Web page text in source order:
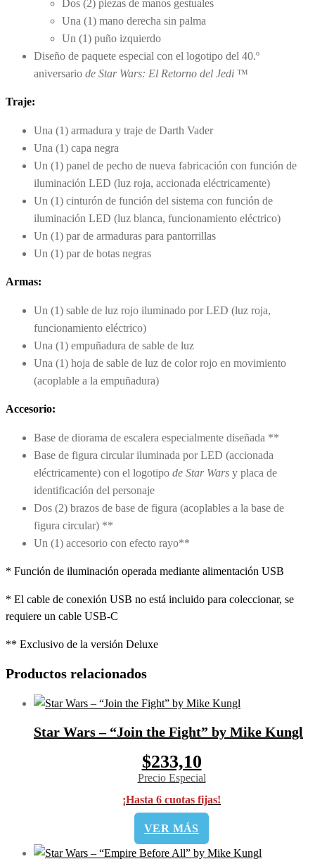
Dos (2) piezas de manos gestuales
Una (1) mano derecha sin palma
Un (1) puño izquierdo
Diseño de paquete especial con el logotipo del 40.º
aniversario de Star Wars: El Retorno del Jedi ™
Traje:
Una (1) armadura y traje de Darth Vader
Una (1) capa negra
Un (1) panel de pecho de nueva fabricación con función de
iluminación LED (luz roja, accionada eléctricamente)
Un (1) cinturón de función del sistema con función de
iluminación LED (luz blanca, funcionamiento eléctrico)
Un (1) par de armaduras para pantorrillas
Un (1) par de botas negras
Armas:
Un (1) sable de luz rojo iluminado por LED (luz roja,
funcionamiento eléctrico)
Una (1) empuñadura de sable de luz
Una (1) hoja de sable de luz de color rojo en movimiento
(acoplable a la empuñadura)
Accesorio:
Base de diorama de escalera especialmente diseñada **
Base de figura circular iluminada por LED (accionada
eléctricamente) con el logotipo de Star Wars y placa de
identificación del personaje
Dos (2) brazos de base de figura (acoplables a la base de
figura circular) **
Un (1) accesorio con efecto rayo**
* Función de iluminación operada mediante alimentación USB
* El cable de conexión USB no está incluido para coleccionar, se
requiere un cable USB-C
** Exclusivo de la versión Deluxe
Productos relacionados
Star Wars – “Join the Fight” by Mike Kungl
$233,10
Precio Especial
¡Hasta 6 cuotas fijas!
VER MÁS